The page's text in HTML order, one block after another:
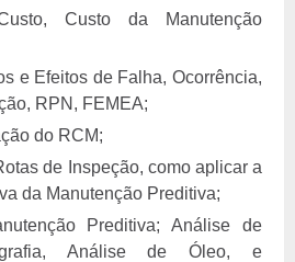
Custo da Manutenção
e Efeitos de Falha, Ocorrência,
RPN, FEMEA;
do RCM;
de Inspeção, como aplicar a
da Manutenção Preditiva;
Preditiva; Análise de
Análise de Óleo, e